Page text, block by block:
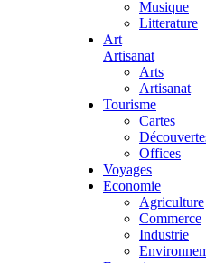
Musique
Litterature
Art
Artisanat
Arts
Artisanat
Tourisme
Cartes
Offices
Voyages
Economie
Agriculture
Commerce
Industrie